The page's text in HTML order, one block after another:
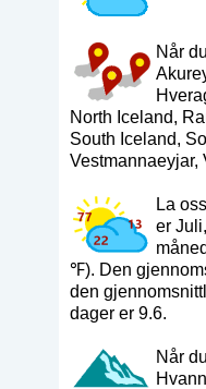
Når
North Iceland,
South Iceland,
Vestmannaeyjar,
La
er
℉). Den
den
dager er 9.6.
Når